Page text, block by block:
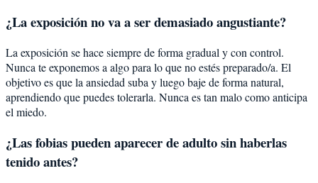
¿La exposición no va a ser demasiado angustiante?
La exposición se hace siempre de forma gradual y con control.
Nunca te exponemos a algo para lo que no estés preparado/a. El
objetivo es que la ansiedad suba y luego baje de forma natural,
aprendiendo que puedes tolerarla. Nunca es tan malo como anticipa
el miedo.
¿Las fobias pueden aparecer de adulto sin haberlas
tenido antes?